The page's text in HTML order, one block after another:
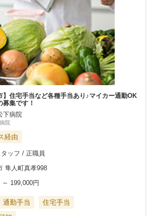
】住宅手当など各種手当あり♪マイカー通勤OK
集です！
病院
院
経由
ッフ / 正職員
隼人町真孝998
～ 199,000円
通勤手当
住宅手当